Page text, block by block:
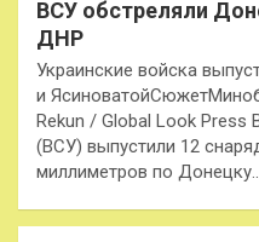
ВСУ обстреляли
ДНР
Украинские войска
и
Rekun / Global Look
(ВСУ) выпустили 12
миллиметров по